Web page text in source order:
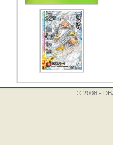
© 2008 -